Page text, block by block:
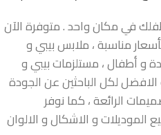
في مكان واحد . متوفرة الآن
مناسبة ، ملابس بيبي و
و أطفال ، مستلزمات بيبي و
الافضل لكل الباحثين عن الجودة
الرائعة ، كما نوفر
و الاشكال و الالوان